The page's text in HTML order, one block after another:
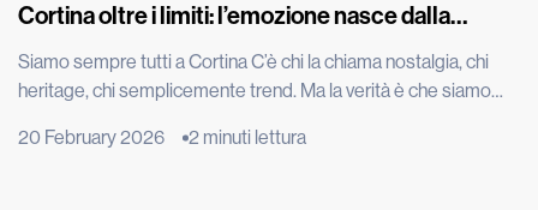
Cortina oltre i limiti: l’emozione nasce dalla
Siamo sempre tutti a Cortina C’è chi la chiama nostalgia, chi
heritage, chi semplicemente trend. Ma la verità è che siamo
fa, quando Kristian Ghedina, rockstar della discesa libera che
20 February 2026 2 minuti lettura